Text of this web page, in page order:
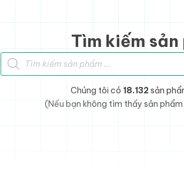
Tìm kiếm
Tìm kiếm sản phẩm
Chúng tôi có 18.132 sản
(Nếu bạn không tìm thấy sản